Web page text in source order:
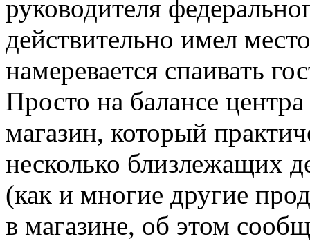
руководителя
действительно имел
намеревается спаивать
Просто на балансе
магазин, который
несколько близлежащих
(как и многие другие
в магазине, об этом